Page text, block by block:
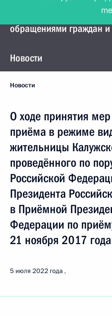
Управление Президента
обращениями граждан и
Новости
Новости
О ходе принятия
приёма в режиме
жительницы
проведённого по
Российской
Президента
в Приёмной
Федерации по
21 ноября 2017 года
5 июля 2022 года